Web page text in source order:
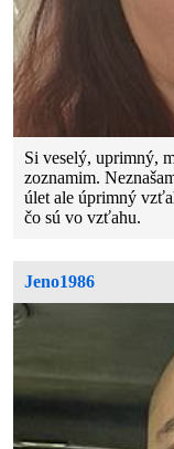
Si veselý, uprimný,
zoznamim.
úlet ale úprimný
čo sú vo vzťahu.
Jeno1986